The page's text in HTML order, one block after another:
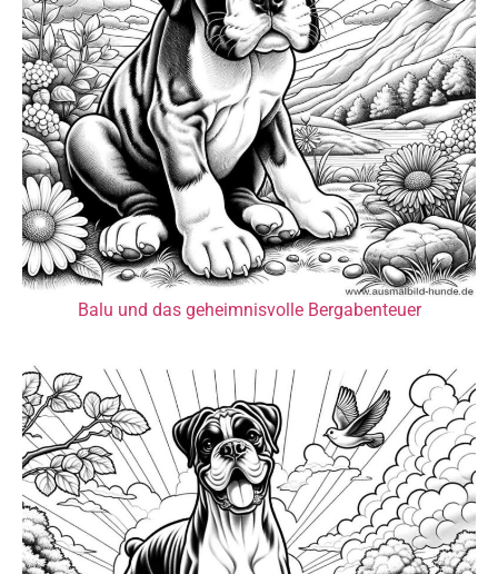
Balu und das geheimnisvolle Bergabenteuer